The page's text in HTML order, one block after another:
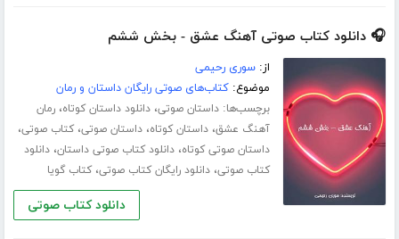
🎧 دانلود کتاب صوتی آهنگ عشق - بخش ششم
از:سوری رحیمی
موضوع:کتاب‌های صوتی رایگان داستان و رمان
برچسب‌ها:داستان صوتی،دانلود داستان کوتاه،رمان
آهنگ عشق،داستان کوتاه،داستان صوتی،کتاب صوتی،
داستان صوتی کوتاه،دانلود کتاب صوتی داستان،دانلود
کتاب صوتی،دانلود رایگان کتاب صوتی،کتاب گویا
دانلود کتاب صوتی